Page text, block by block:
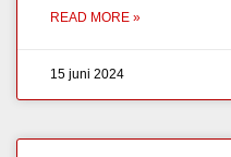
READ MORE »
15 juni 2024